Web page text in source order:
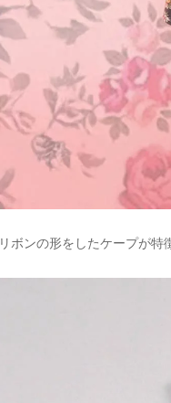
リボンの形をしたケープが特